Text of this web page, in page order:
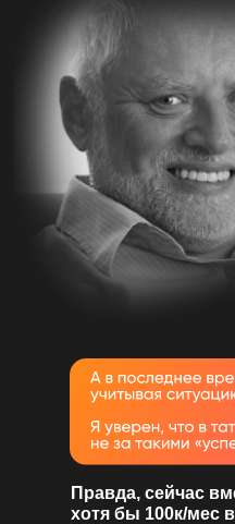
Правда, сейчас
хотя бы 100к/мес